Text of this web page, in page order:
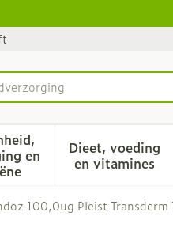
ensubmenu voor
Dieet, voeding
en vitamines
Toon
100,0ug Pleist Transderm